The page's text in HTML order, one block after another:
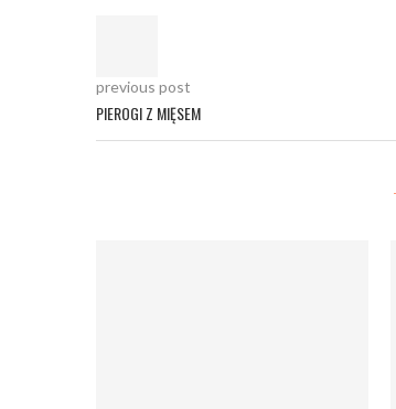
previous post
PIEROGI Z MIĘSEM